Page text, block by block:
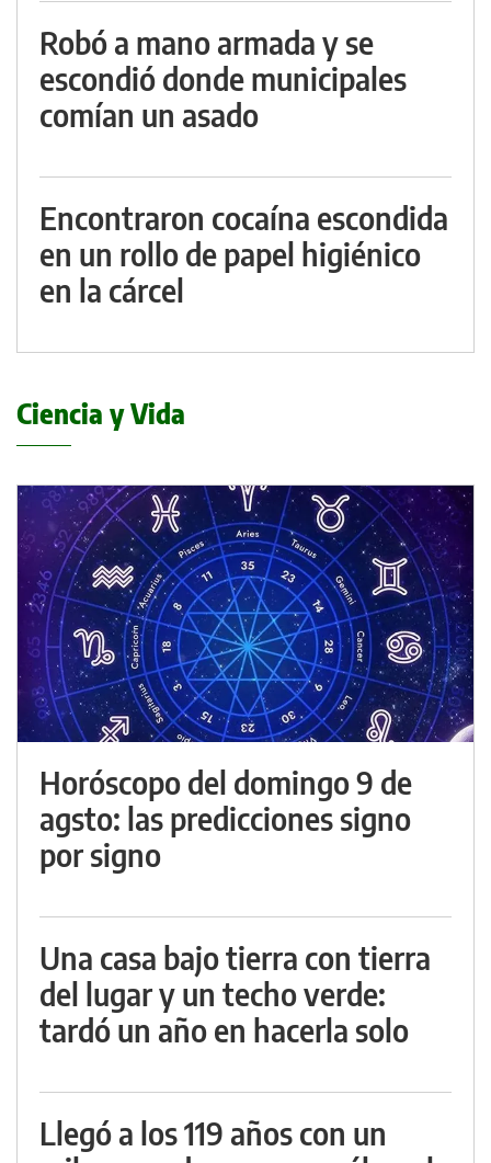
Robó a mano armada y se
escondió donde municipales
comían un asado
Encontraron cocaína escondida
en un rollo de papel higiénico
en la cárcel
Ciencia y Vida
Horóscopo del domingo 9 de
agsto: las predicciones signo
por signo
Una casa bajo tierra con tierra
del lugar y un techo verde:
tardó un año en hacerla solo
Llegó a los 119 años con un